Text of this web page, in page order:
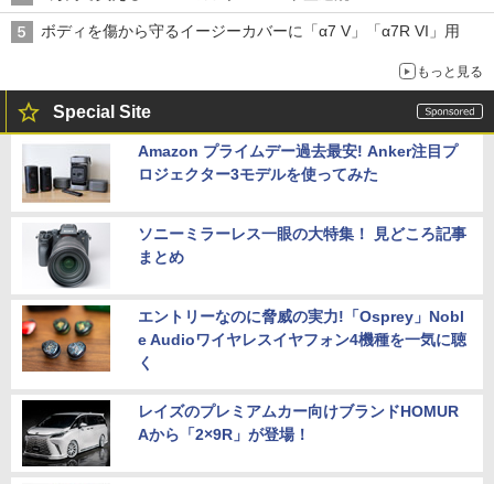
ボディを傷から守るイージーカバーに「α7 V」「α7R VI」用
もっと見る
Special Site
Amazon プライムデー過去最安! Anker注目プ
ロジェクター3モデルを使ってみた
ソニーミラーレス一眼の大特集！ 見どころ記事
まとめ
エントリーなのに脅威の実力!「Osprey」Nobl
e Audioワイヤレスイヤフォン4機種を一気に聴
く
レイズのプレミアムカー向けブランドHOMUR
Aから「2×9R」が登場！